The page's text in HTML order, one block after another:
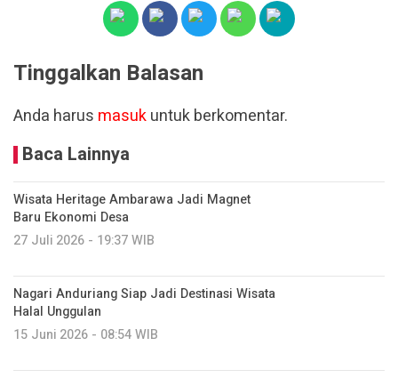
Tinggalkan Balasan
Anda harus masukuntuk berkomentar.
Baca Lainnya
Wisata Heritage Ambarawa Jadi Magnet
Baru Ekonomi Desa
27 Juli 2026 - 19:37 WIB
Nagari Anduriang Siap Jadi Destinasi Wisata
Halal Unggulan
15 Juni 2026 - 08:54 WIB